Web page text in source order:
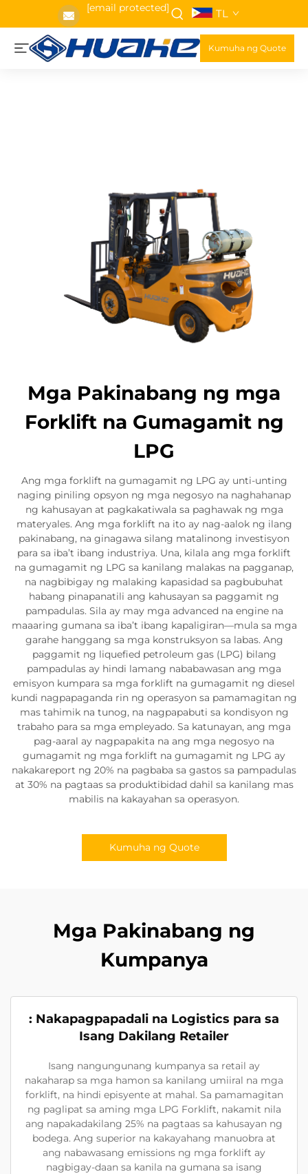
[email protected] TL
Kumuha ng Quote
Mga Pakinabang ng mga
Forklift na Gumagamit ng
LPG
Ang mga forklift na gumagamit ng LPG ay unti-unting
naging piniling opsyon ng mga negosyo na naghahanap
ng kahusayan at pagkakatiwala sa paghawak ng mga
materyales. Ang mga forklift na ito ay nag-aalok ng ilang
pakinabang, na ginagawa silang matalinong investisyon
para sa iba’t ibang industriya. Una, kilala ang mga forklift
na gumagamit ng LPG sa kanilang malakas na pagganap,
na nagbibigay ng malaking kapasidad sa pagbubuhat
habang pinapanatili ang kahusayan sa paggamit ng
pampadulas. Sila ay may mga advanced na engine na
maaaring gumana sa iba’t ibang kapaligiran—mula sa mga
garahe hanggang sa mga konstruksyon sa labas. Ang
paggamit ng liquefied petroleum gas (LPG) bilang
pampadulas ay hindi lamang nababawasan ang mga
emisyon kumpara sa mga forklift na gumagamit ng diesel
kundi nagpapaganda rin ng operasyon sa pamamagitan ng
mas tahimik na tunog, na nagpapabuti sa kondisyon ng
trabaho para sa mga empleyado. Sa katunayan, ang mga
pag-aaral ay nagpapakita na ang mga negosyo na
gumagamit ng mga forklift na gumagamit ng LPG ay
nakakareport ng 20% na pagbaba sa gastos sa pampadulas
at 30% na pagtaas sa produktibidad dahil sa kanilang mas
mabilis na kakayahan sa operasyon.
Kumuha ng Quote
Mga Pakinabang ng
Kumpanya
: Nakapagpapadali na Logistics para sa
Isang Dakilang Retailer
Isang nangungunang kumpanya sa retail ay
nakaharap sa mga hamon sa kanilang umiiral na mga
forklift, na hindi episyente at mahal. Sa pamamagitan
ng paglipat sa aming mga LPG Forklift, nakamit nila
ang napakadakilang 25% na pagtaas sa kahusayan ng
bodega. Ang superior na kakayahang manuobra at
ang nabawasang emissions ng mga forklift ay
nagbigay-daan sa kanila na gumana sa isang